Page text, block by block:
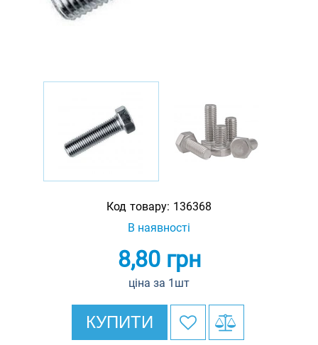
Код товару: 136368
В наявності
8,80грн
ціна за 1шт
КУПИТИ